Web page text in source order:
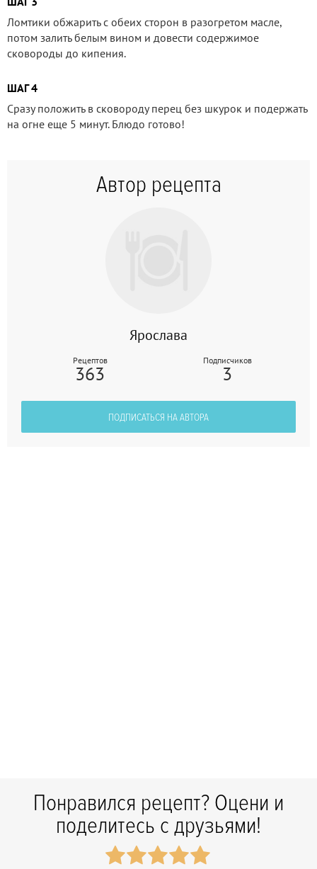
Ломтики обжарить с обеих сторон в разогретом масле,
потом залить белым вином и довести содержимое
сковороды до кипения.
ШАГ 4
Сразу положить в сковороду перец без шкурок и подержать
на огне еще 5 минут. Блюдо готово!
Автор рецепта
Ярослава
Рецептов
363
Подписчиков
3
ПОДПИСАТЬСЯ НА АВТОРА
Понравился рецепт? Оцени и
поделитесь с друзьями!